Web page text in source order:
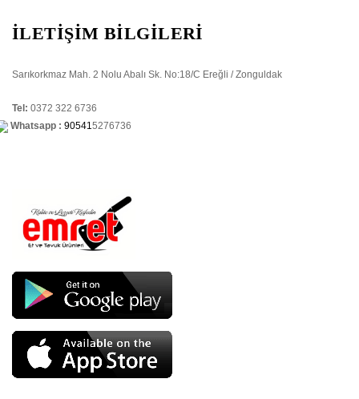
İLETİŞİM BİLGİLERİ
Sarıkorkmaz Mah. 2 Nolu Abalı Sk. No:18/C Ereğli / Zonguldak
Tel: 0372 322 6736
Whatsapp : 905415276736